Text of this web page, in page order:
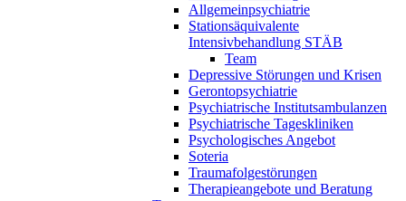
Allgemeinpsychiatrie
Stationsäquivalente
Intensivbehandlung STÄB
Team
Depressive Störungen und Krisen
Gerontopsychiatrie
Psychiatrische Institutsambulanzen
Psychiatrische Tageskliniken
Psychologisches Angebot
Soteria
Traumafolgestörungen
Therapieangebote und Beratung